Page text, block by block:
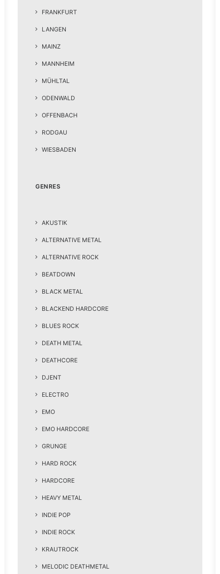
FRANKFURT
LANGEN
MAINZ
MANNHEIM
MÜHLTAL
ODENWALD
OFFENBACH
RODGAU
WIESBADEN
GENRES
AKUSTIK
ALTERNATIVE METAL
ALTERNATIVE ROCK
BEATDOWN
BLACK METAL
BLACKEND HARDCORE
BLUES ROCK
DEATH METAL
DEATHCORE
DJENT
ELECTRO
EMO
EMO HARDCORE
GRUNGE
HARD ROCK
HARDCORE
HEAVY METAL
INDIE POP
INDIE ROCK
KRAUTROCK
MELODIC DEATHMETAL